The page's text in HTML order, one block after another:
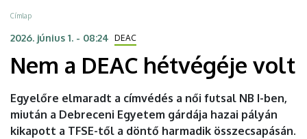
volt
DEBRECENI
EGYETEM
Morzsa
Címlap
2026. június 1. - 08:24 DEAC
Nem a DEAC hétvégéje volt
Egyelőre elmaradt a címvédés a női futsal NB I-ben,
miután a Debreceni Egyetem gárdája hazai pályán
kikapott a TFSE-től a döntő harmadik összecsapásán.